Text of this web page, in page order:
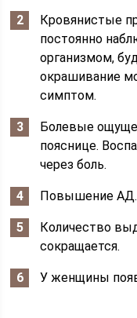
Кровянистые
постоянно
организмом,
окрашивание
симптом.
Болевые
пояснице.
через боль.
Повышение АД.
Количество
сокращается.
У женщины